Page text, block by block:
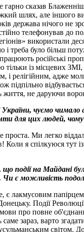
сказав
шлях, але іншого
держава нічого не
телефонував до
використали
і треба було більш
російські
із місцевих
і релігійним, адже
підпільно
життя, не даруючи
чуємо чимало
для цих людей,
проста. Ми легко
Коли я спілкуюся
події на Майдані
Чи є можливість
лакмусовим папірцем
Події
про повне
зараз, варто
світом.